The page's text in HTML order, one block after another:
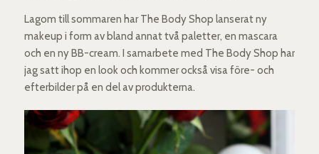
Lagom till sommaren har The Body Shop lanserat ny
makeup i form av bland annat två paletter, en mascara
och en ny BB-cream. I samarbete med The Body Shop har
jag satt ihop en look och kommer också visa före- och
efterbilder på en del av produkterna.